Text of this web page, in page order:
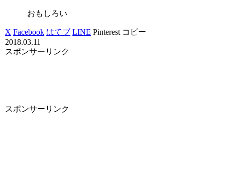
おもしろい
X Facebook はてブ LINE Pinterest コピー
2018.03.11
スポンサーリンク
スポンサーリンク